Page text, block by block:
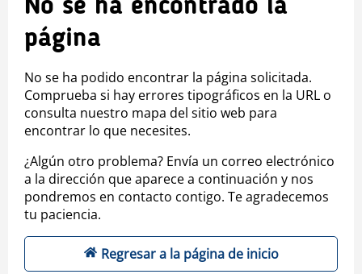
No se ha encontrado la
página
No se ha podido encontrar la página solicitada.
Comprueba si hay errores tipográficos en la URL o
consulta nuestro mapa del sitio web para
encontrar lo que necesites.
¿Algún otro problema? Envía un correo electrónico
a la dirección que aparece a continuación y nos
pondremos en contacto contigo. Te agradecemos
tu paciencia.
Regresar a la página de inicio